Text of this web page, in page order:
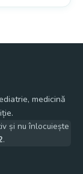
medicină
și nu înlocuiește
.